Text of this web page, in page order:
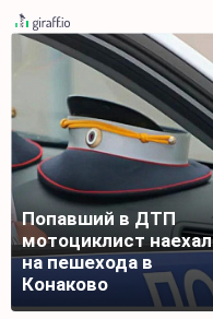
Попавший в ДТП
мотоциклист наехал
на пешехода в
Конаково